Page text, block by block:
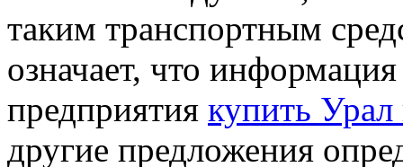
таким транспортным
означает, что
предприятия купить
другие предложения